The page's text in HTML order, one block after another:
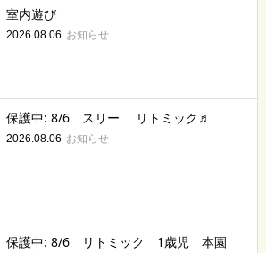
室内遊び
2026.08.06 お知らせ
保護中: 8/6 スリー リトミック♬
2026.08.06 お知らせ
保護中: 8/6 リトミック 1歳児 本園